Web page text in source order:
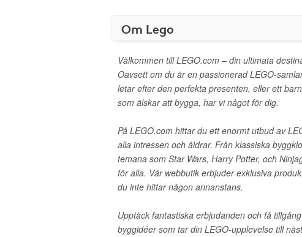
Om Lego
Välkommen till LEGO.com – din ultimata
Oavsett om du är en passionerad LEGO-
letar efter den perfekta presenten, eller ett
som älskar att bygga, har vi något för dig.
På LEGO.com hittar du ett enormt utbud av
alla intressen och åldrar. Från klassiska
temana som Star Wars, Harry Potter, och
för alla. Vår webbutik erbjuder exklusiva
du inte hittar någon annanstans.
Upptäck fantastiska erbjudanden och få
byggidéer som tar din LEGO-upplevelse till